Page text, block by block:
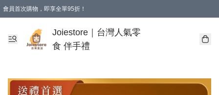
會員首次購物，即享全單95折！
購物滿 HKD 350.00即享免運費優惠！（適用於 本地送貨、本地取貨 )
Joiestore｜台灣人氣零
食 伴手禮